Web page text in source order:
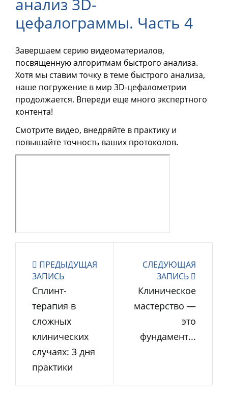
ОНЛАЙН-КУРСЫ
КОНТАКТЫ
анализ 3D-
цефалограммы. Часть 4
Завершаем серию видеоматериалов,
посвященную алгоритмам быстрого анализа.
Хотя мы ставим точку в теме быстрого анализа,
наше погружение в мир 3D-цефалометрии
продолжается. Впереди еще много экспертного
контента!
Смотрите видео, внедряйте в практику и
повышайте точность ваших протоколов.
ПРЕДЫДУЩАЯ
ЗАПИСЬ
Сплинт-
терапия в
сложных
клинических
случаях: 3 дня
практики
СЛЕДУЮЩАЯ
ЗАПИСЬ
Клиническое
мастерство —
это
фундамент...